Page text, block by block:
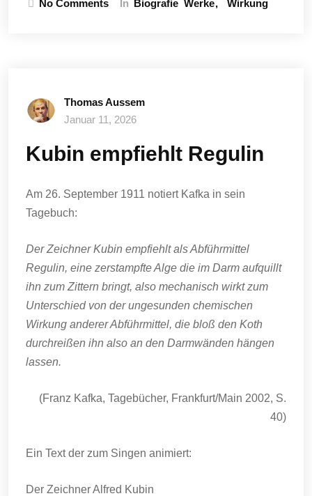
No Comments In Biografie Werke Wirkung
Thomas Aussem
Januar 11, 2026
Kubin empfiehlt Regulin
Am 26. September 1911 notiert Kafka in sein
Tagebuch:
Der Zeichner Kubin empfiehlt als Abführmittel
Regulin, eine zerstampfte Alge die im Darm aufquillt
ihn zum Zittern bringt, also mechanisch wirkt zum
Unterschied von der ungesunden chemischen
Wirkung anderer Abführmittel, die bloß den Koth
durchreißen ihn also an den Darmwänden hängen
lassen.
(Franz Kafka, Tagebücher, Frankfurt/Main 2002, S.
40)
Ein Text der zum Singen animiert:
Der Zeichner Alfred Kubin